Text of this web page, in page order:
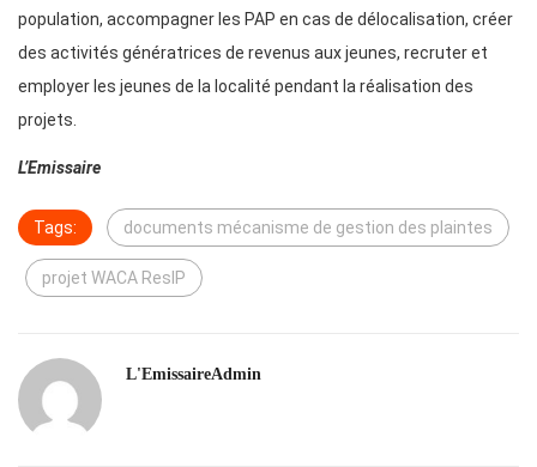
population, accompagner les PAP en cas de délocalisation, créer
des activités génératrices de revenus aux jeunes, recruter et
employer les jeunes de la localité pendant la réalisation des
projets.
L’Emissaire
Tags: documents mécanisme de gestion des plaintes
projet WACA ResIP
L'EmissaireAdmin